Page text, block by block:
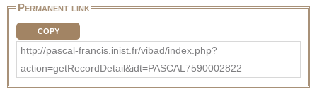
Permanent link
COPY
http://pascal-francis.inist.fr/vibad/index.php?
action=getRecordDetail&idt=PASCAL7590002822